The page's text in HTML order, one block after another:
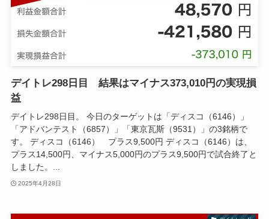
デイトレ298日目 結果はマイナス373,010円の実現損
益
デイトレ298日目。 今日のターゲットは「ディスコ（6146）」
「アドバンテスト（6857）」「東京瓦斯（9531）」の3銘柄で
す。 ディスコ（6146） プラス9,500円 ディスコ（6146）は、
プラス14,500円、マイナス5,000円のプラス9,500円で試合終了と
しました。...
2025年4月28日